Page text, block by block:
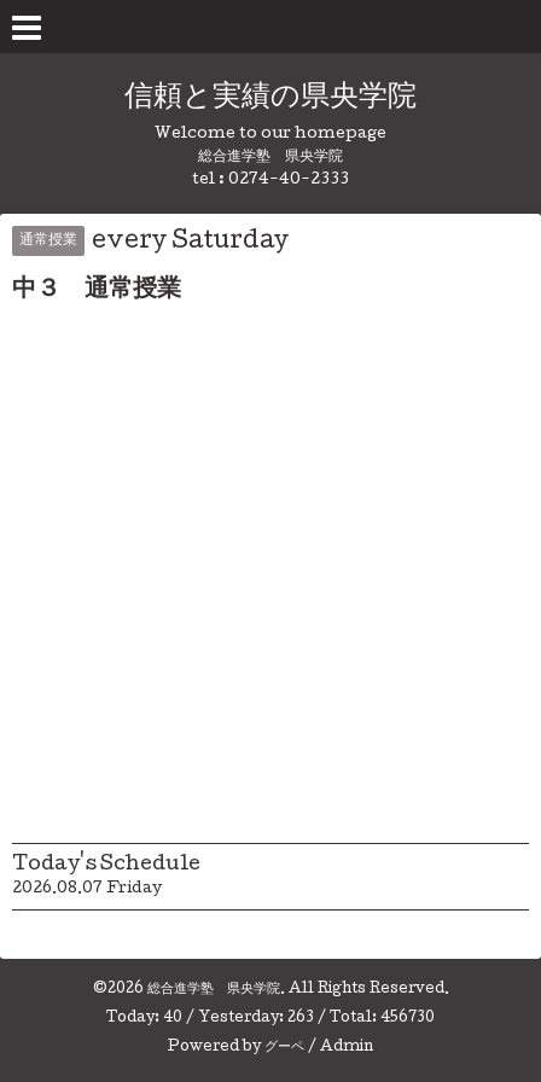
信頼と実績の県央学院
Welcome to our homepage
総合進学塾 県央学院
tel : 0274-40-2333
通常授業 every Saturday
中３ 通常授業
Today's Schedule
2026.08.07 Friday
©2026 総合進学塾 県央学院. All Rights Reserved.
Today: 40 / Yesterday: 263 / Total: 456730
Powered by グーペ / Admin